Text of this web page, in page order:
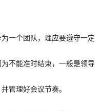
一个团队，理应要遵守一定
不能准时结束，一般是领导
管理好会议节奏。